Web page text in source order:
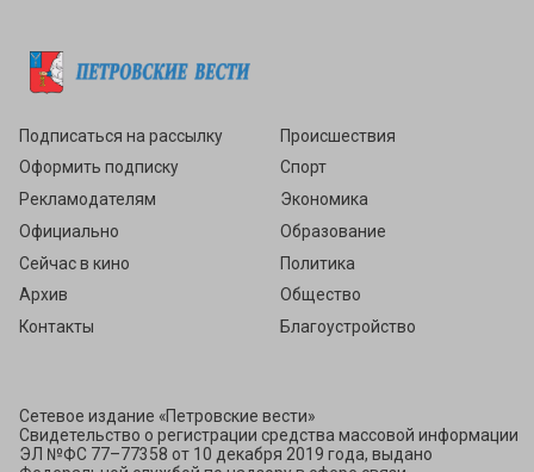
Подписаться на рассылку
Оформить подписку
Рекламодателям
Официально
Сейчас в кино
Архив
Контакты
Происшествия
Спорт
Экономика
Образование
Политика
Общество
Благоустройство
Сетевое издание «Петровские вести»
Свидетельство о регистрации средства массовой информации
ЭЛ №ФС 77–77358 от 10 декабря 2019 года, выдано
Подписаться